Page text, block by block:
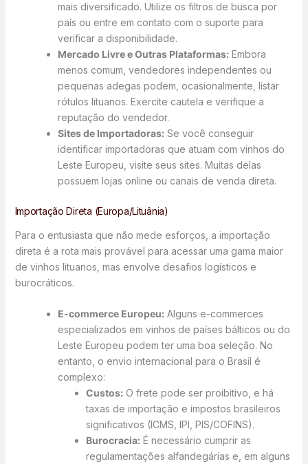
mais diversificado. Utilize os filtros de busca por
país ou entre em contato com o suporte para
verificar a disponibilidade.
Mercado Livre e Outras Plataformas:Embora
menos comum, vendedores independentes ou
pequenas adegas podem, ocasionalmente, listar
rótulos lituanos. Exercite cautela e verifique a
reputação do vendedor.
Sites de Importadoras:Se você conseguir
identificar importadoras que atuam com vinhos do
Leste Europeu, visite seus sites. Muitas delas
possuem lojas online ou canais de venda direta.
Importação Direta (Europa/Lituânia)
Para o entusiasta que não mede esforços, a importação
direta é a rota mais provável para acessar uma gama maior
de vinhos lituanos, mas envolve desafios logísticos e
burocráticos.
E-commerce Europeu:Alguns e-commerces
especializados em vinhos de países bálticos ou do
Leste Europeu podem ter uma boa seleção. No
entanto, o envio internacional para o Brasil é
complexo:
Custos:O frete pode ser proibitivo, e há
taxas de importação e impostos brasileiros
significativos (ICMS, IPI, PIS/COFINS).
Burocracia:É necessário cumprir as
regulamentações alfandegárias e, em alguns